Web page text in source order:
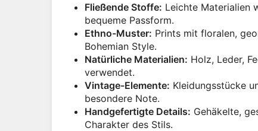
Fließende Stoffe: Leichte Materialien
bequeme Passform.
Ethno-Muster: Prints mit floralen,
Bohemian Style.
Natürliche Materialien: Holz, Leder,
verwendet.
Vintage-Elemente: Kleidungsstücke
besondere Note.
Handgefertigte Details: Gehäkelte,
Charakter des Stils.